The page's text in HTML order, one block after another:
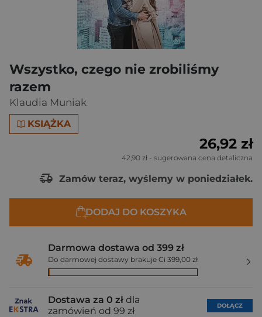
Wszystko, czego nie zrobiliśmy
razem
Klaudia Muniak
KSIĄŻKA
26,92 zł
42,90 zł - sugerowana cena detaliczna
Zamów teraz, wyślemy w poniedziałek.
DODAJ DO KOSZYKA
Darmowa dostawa od 399 zł
Do darmowej dostawy brakuje Ci 399,00 zł
Dostawa za 0 zł dla
zamówień od 99 zł
DOŁĄCZ